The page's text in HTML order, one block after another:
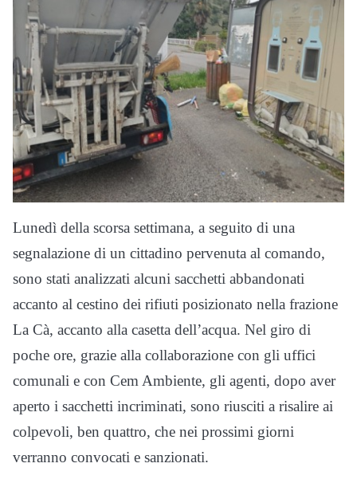
Lunedì della scorsa settimana, a seguito di una
segnalazione di un cittadino pervenuta al comando,
sono stati analizzati alcuni sacchetti abbandonati
accanto al cestino dei rifiuti posizionato nella frazione
La Cà, accanto alla casetta dell’acqua. Nel giro di
poche ore, grazie alla collaborazione con gli uffici
comunali e con Cem Ambiente, gli agenti, dopo aver
aperto i sacchetti incriminati, sono riusciti a risalire ai
colpevoli, ben quattro, che nei prossimi giorni
verranno convocati e sanzionati.